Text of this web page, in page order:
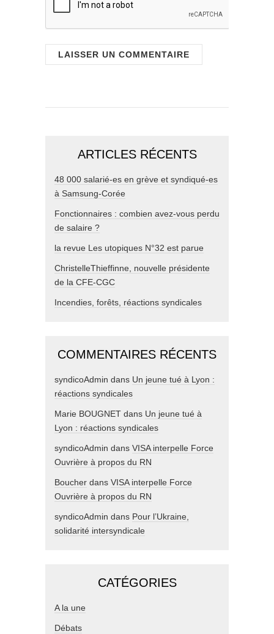
ARTICLES RÉCENTS
48 000 salarié-es en grève et syndiqué-es
à Samsung-Corée
Fonctionnaires : combien avez-vous perdu
de salaire ?
la revue Les utopiques N°32 est parue
ChristelleThieffinne, nouvelle présidente
de la CFE-CGC
Incendies, forêts, réactions syndicales
COMMENTAIRES RÉCENTS
syndicoAdmin dans Un jeune tué à Lyon :
réactions syndicales
Marie BOUGNET dans Un jeune tué à
Lyon : réactions syndicales
syndicoAdmin dans VISA interpelle Force
Ouvrière à propos du RN
Boucher dans VISA interpelle Force
Ouvrière à propos du RN
syndicoAdmin dans Pour l’Ukraine,
solidarité intersyndicale
CATÉGORIES
A la une
Débats